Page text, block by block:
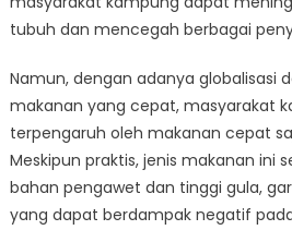
tubuh dan mencegah berbagai
Namun, dengan adanya globalisasi
makanan yang cepat, masyarakat
terpengaruh oleh makanan cepat
Meskipun praktis, jenis makanan ini
bahan pengawet dan tinggi gula,
yang dapat berdampak negatif